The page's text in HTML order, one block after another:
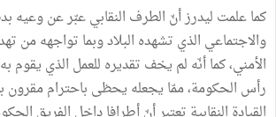
كما علمت ليدرز أنّ الطرف النقابي عبّر عن وعيه
والاجتماعي الذي تشهده البلاد وبما تواجهه من
الأمني، كما أنّه لم يخف تقديره للعمل الذي يقوم
رأس الحكومة، ممّا يجعله يحظى باحترام مقرون